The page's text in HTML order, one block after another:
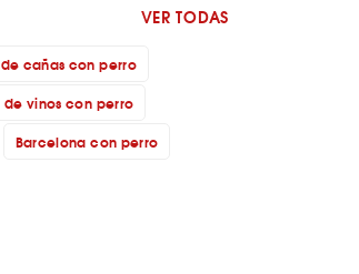
VER TODAS
de cañas con perro
de vinos con perro
Barcelona con perro